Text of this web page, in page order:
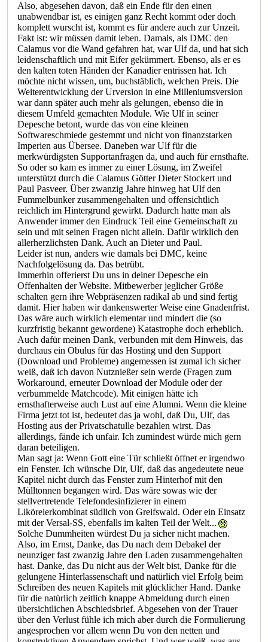
Also, abgesehen davon, daß ein Ende für den einen
unabwendbar ist, es einigen ganz Recht kommt oder doch
komplett wurscht ist, kommt es für andere auch zur Unzeit.
Fakt ist: wir müssen damit leben. Damals, als DMC den
Calamus vor die Wand gefahren hat, war Ulf da, und hat sich
leidenschaftlich und mit Eifer gekümmert. Ebenso, als er es
den kalten toten Händen der Kanadier entrissen hat. Ich
möchte nicht wissen, um, buchstäblich, welchen Preis. Die
Weiterentwicklung der Urversion in eine Milleniumsversion
war dann später auch mehr als gelungen, ebenso die in
diesem Umfeld gemachten Module. Wie Ulf in seiner
Depesche betont, wurde das von eine kleinen
Softwareschmiede gestemmt und nicht von finanzstarken
Imperien aus Übersee. Daneben war Ulf für die
merkwürdigsten Supportanfragen da, und auch für ernsthafte.
So oder so kam es immer zu einer Lösung, im Zweifel
unterstützt durch die Calamus Götter Dieter Stockert und
Paul Pasveer. Über zwanzig Jahre hinweg hat Ulf den
Fummelbunker zusammengehalten und offensichtlich
reichlich im Hintergrund gewirkt. Dadurch hatte man als
Anwender immer den Eindruck Teil eine Gemeinschaft zu
sein und mit seinen Fragen nicht allein. Dafür wirklich den
allerherzlichsten Dank. Auch an Dieter und Paul.
Leider ist nun, anders wie damals bei DMC, keine
Nachfolgelösung da. Das betrübt.
Immerhin offerierst Du uns in deiner Depesche ein
Offenhalten der Website. Mitbewerber jeglicher Größe
schalten gern ihre Webpräsenzen radikal ab und sind fertig
damit. Hier haben wir dankenswerter Weise eine Gnadenfrist.
Das wäre auch wirklich elementar und mindert die (so
kurzfristig bekannt gewordene) Katastrophe doch erheblich.
Auch dafür meinen Dank, verbunden mit dem Hinweis, das
durchaus ein Obulus für das Hosting und den Support
(Download und Probleme) angemessen ist zumal ich sicher
weiß, daß ich davon Nutznießer sein werde (Fragen zum
Workaround, erneuter Download der Module oder der
verbummelde Matchcode). Mit einigen hätte ich
ernsthafterweise auch Lust auf eine Alumni. Wenn die kleine
Firma jetzt tot ist, bedeutet das ja wohl, daß Du, Ulf, das
Hosting aus der Privatschatulle bezahlen wirst. Das
allerdings, fände ich unfair. Ich zumindest würde mich gern
daran beteiligen.
Man sagt ja: Wenn Gott eine Tür schließt öffnet er irgendwo
ein Fenster. Ich wünsche Dir, Ulf, daß das angedeutete neue
Kapitel nicht durch das Fenster zum Hinterhof mit den
Mülltonnen begangen wird. Das wäre sowas wie der
stellvertretende Telefondesinfizierer in einem
Liköreierkombinat südlich von Greifswald. Oder ein Einsatz
mit der Versal-SS, ebenfalls im kalten Teil der Welt...
Solche Dummheiten würdest Du ja sicher nicht machen.
Also, im Ernst, Danke, das Du nach dem Debakel der
neunziger fast zwanzig Jahre den Laden zusammengehalten
hast. Danke, das Du nicht aus der Welt bist, Danke für die
gelungene Hinterlassenschaft und natürlich viel Erfolg beim
Schreiben des neuen Kapitels mit glücklicher Hand. Danke
für die natürlich zeitlich knappe Abmeldung durch einen
übersichtlichen Abschiedsbrief. Abgesehen von der Trauer
über den Verlust fühle ich mich aber durch die Formulierung
angesprochen vor allem wenn Du von den netten und